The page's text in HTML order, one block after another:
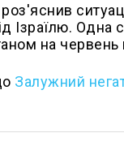
Ізраїлю.
на червень
Залужний